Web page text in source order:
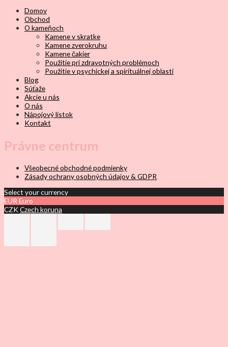
Domov
Obchod
O kameňoch
Kamene v skratke
Kamene zverokruhu
Kamene čakier
Použitie pri zdravotných problémoch
Použitie v psychickej a spirituálnej oblasti
Blog
Súťaže
Akcie u nás
O nás
Nápojový lístok
Kontakt
Právne centrum
Všeobecné obchodné podmienky
Zásady ochrany osobných údajov & GDPR
Select your currency
EUR Euro
CZK Czech koruna